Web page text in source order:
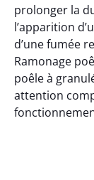
prolonger la
l’apparition
d’une fumée
Ramonage
poêle à
attention